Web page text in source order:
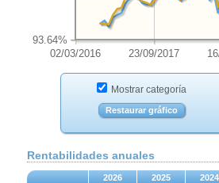
02/03/2016 23/09/2017
93.64%
Mostrar categoría
Restaurar gráfico
Rentabilidades anuales
2026 2025 2024